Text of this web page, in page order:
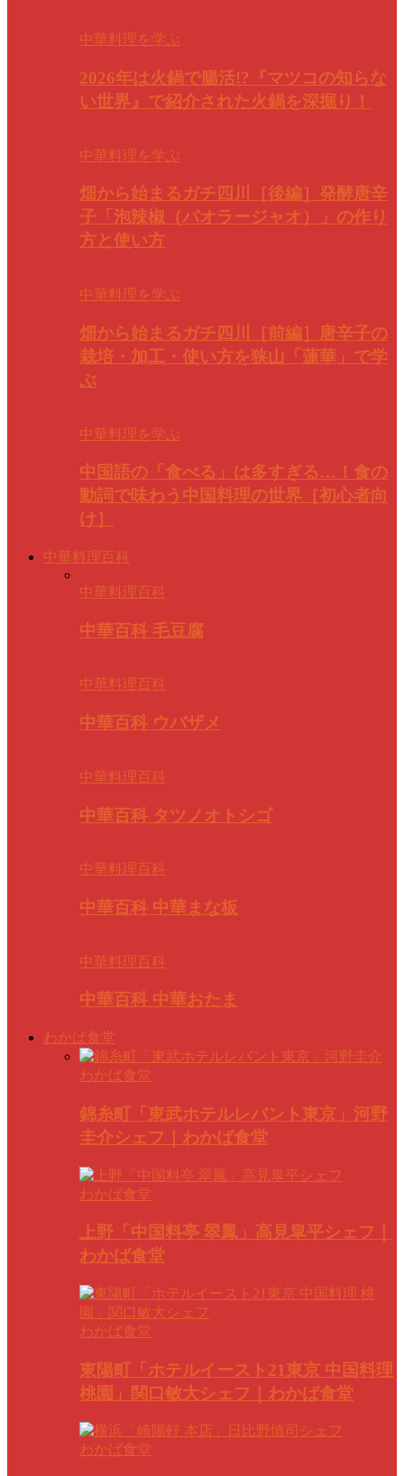
中華料理を学ぶ
2026年は火鍋で腸活!?『マツコの知らな
い世界』で紹介された火鍋を深掘り！
中華料理を学ぶ
畑から始まるガチ四川［後編］発酵唐辛
子「泡辣椒（パオラージャオ）」の作り
方と使い方
中華料理を学ぶ
畑から始まるガチ四川［前編］唐辛子の
栽培・加工・使い方を狭山「蓮華」で学
ぶ
中華料理を学ぶ
中国語の「食べる」は多すぎる…！食の
動詞で味わう中国料理の世界［初心者向
け］
中華料理百科
中華料理百科
中華百科 毛豆腐
中華料理百科
中華百科 ウバザメ
中華料理百科
中華百科 タツノオトシゴ
中華料理百科
中華百科 中華まな板
中華料理百科
中華百科 中華おたま
わかば食堂
わかば食堂
錦糸町「東武ホテルレバント東京」河野
圭介シェフ｜わかば食堂
わかば食堂
上野「中国料亭 翠鳳」高見皐平シェフ｜
わかば食堂
わかば食堂
東陽町「ホテルイースト21東京 中国料理
桃園」関口敏大シェフ｜わかば食堂
わかば食堂